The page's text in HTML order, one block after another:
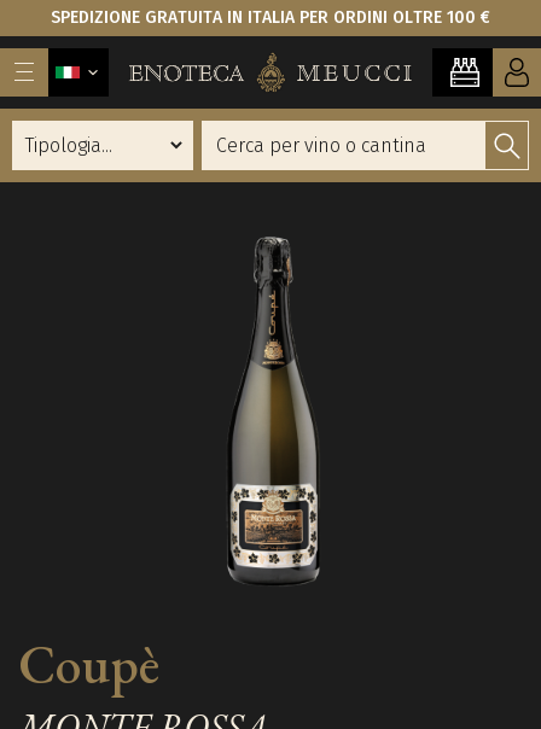
SPEDIZIONE GRATUITA IN ITALIA PER ORDINI OLTRE 100 €
Coupè